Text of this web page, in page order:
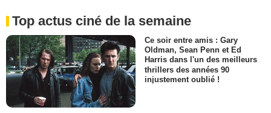
Top actus ciné de la semaine
Ce soir entre amis : Gary
Oldman, Sean Penn et Ed
Harris dans l'un des meilleurs
thrillers des années 90
injustement oublié !